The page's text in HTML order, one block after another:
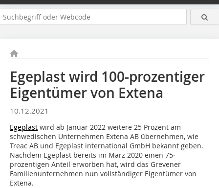
Egeplast wird 100‐prozentiger
Eigentümer von Extena
10.12.2021
Egeplast wird ab Januar 2022 weitere 25 Prozent am
schwedischen Unternehmen Extena AB übernehmen, wie
Treac AB und Egeplast international GmbH bekannt geben.
Nachdem Egeplast bereits im März 2020 einen 75‐
prozentigen Anteil erworben hat, wird das Grevener
Familienunternehmen nun vollständiger Eigentümer von
Extena.